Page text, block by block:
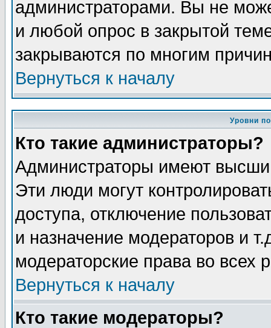
администраторами. Вы не
и любой опрос в закрытой
закрываются по многим
Вернуться к началу
Уровни
Кто такие администраторы?
Администраторы имеют
Эти люди могут
доступа, отключение
и назначение модераторов и
модераторские права во всех
Вернуться к началу
Кто такие модераторы?